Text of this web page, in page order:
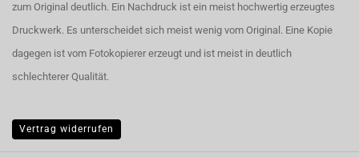
zum Original deutlich. Ein Nachdruck ist ein meist hochwertig erzeugtes
Druckwerk. Es unterscheidet sich meist wenig vom Original. Eine Kopie
dagegen ist vom Fotokopierer erzeugt und ist meist in deutlich
schlechterer Qualität.
Vertrag widerrufen